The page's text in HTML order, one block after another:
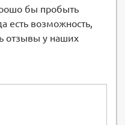
бы пробыть
есть возможность,
отзывы у наших